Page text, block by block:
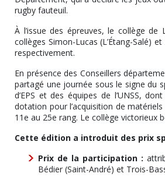
rugby fauteuil.
À l’issue des épreuves, le collège
collèges Simon-Lucas (L’Étang-Salé)
respectivement.
En présence des Conseillers
partagé une journée sous le signe du
d’EPS et des équipes de l’UNSS,
dotation pour l’acquisition de
11e au 25e rang. Le collège victorieux
Cette édition a introduit des prix
Prix de la participation :
Bédier (Saint-André) et Trois-